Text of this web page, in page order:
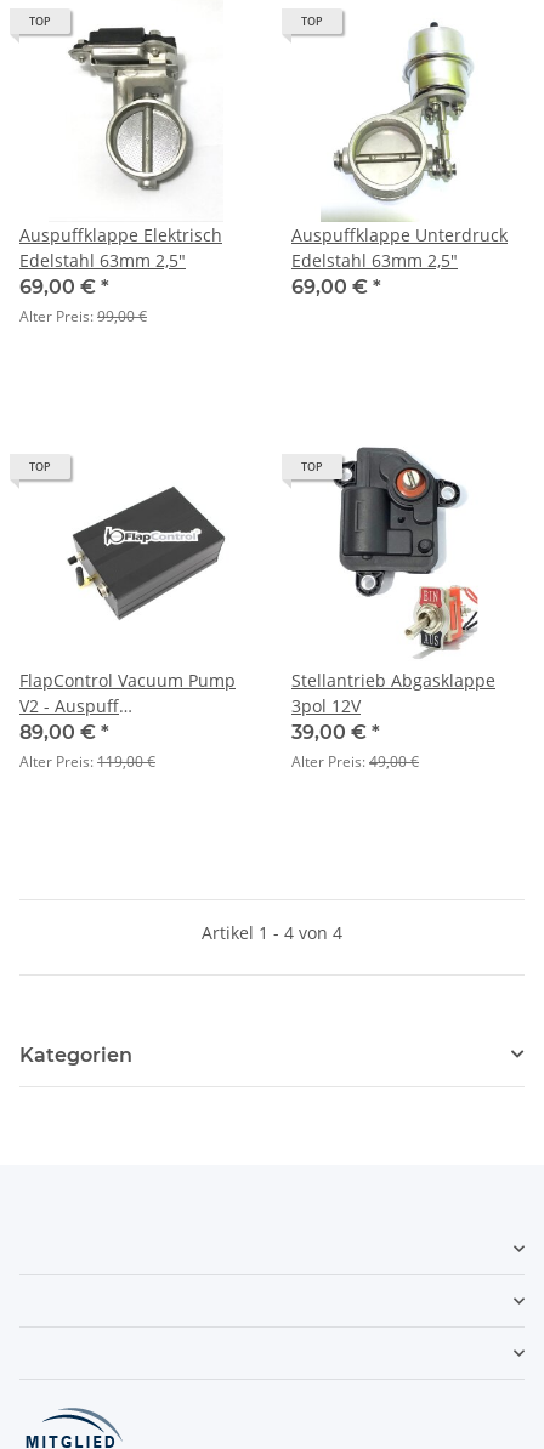
TOP
Auspuffklappe Elektrisch
Edelstahl 63mm 2,5"
69,00 € *
Alter Preis:99,00 €
TOP
Auspuffklappe Unterdruck
Edelstahl 63mm 2,5"
69,00 € *
TOP
FlapControl Vacuum Pump
V2 - Auspuff
Unterdruckpumpe 12V für
Auspuffklappen
89,00 € *
Alter Preis:119,00 €
TOP
Stellantrieb Abgasklappe
3pol 12V
39,00 € *
Alter Preis:49,00 €
Artikel 1 - 4 von 4
Kategorien